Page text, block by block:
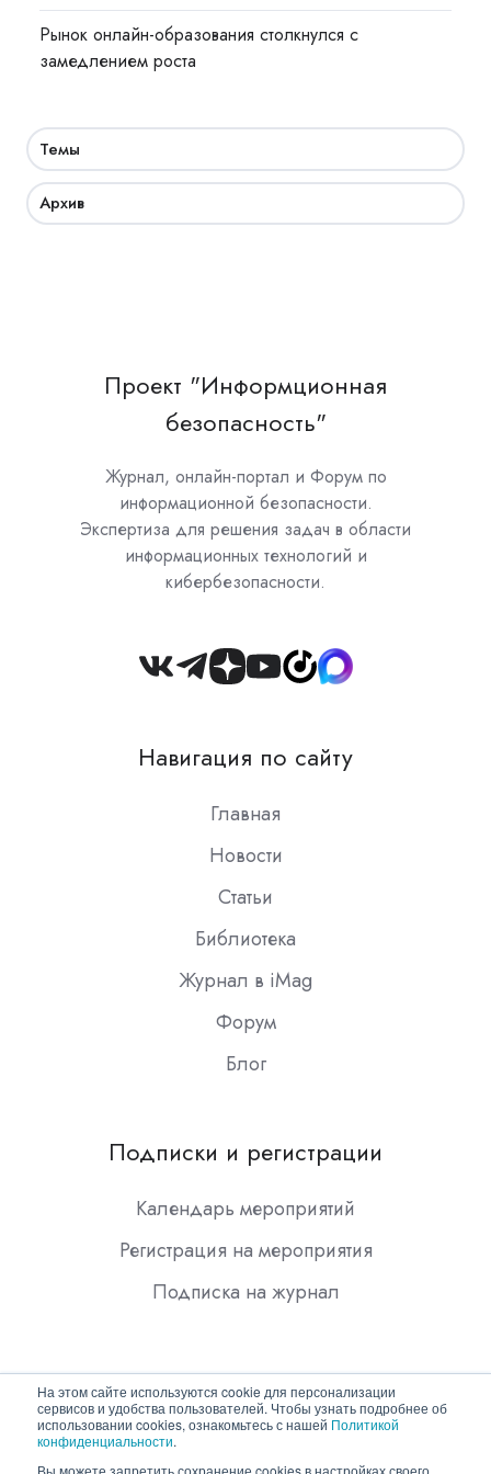
На этом сайте используются cookie для персонализации
сервисов и удобства пользователей. Чтобы узнать подробнее об
использовании cookies, ознакомьтесь с нашей Политикой
конфиденциальности.
Вы можете запретить сохранение cookies в настройках своего
Рынок онлайн-образования столкнулся с
замедлением роста
Темы
Архив
Проект "Информционная
безопасность"
Журнал, онлайн-портал и Форум по
информационной безопасности.
Экспертиза для решения задач в области
информационных технологий и
кибербезопасности.
Join
Slack
Навигация по сайту
Главная
Новости
Статьи
Библиотека
Журнал в iMag
Форум
Блог
Подписки и регистрации
Календарь мероприятий
Регистрация на мероприятия
Подписка на журнал
Copyright © 2026 ООО "Гротек"